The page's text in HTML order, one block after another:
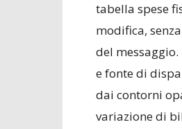
tabella spese
modifica,
del
e fonte di
dai contorni
variazione di